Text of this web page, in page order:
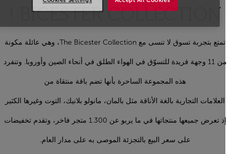
BICESTER COLLECTION !
تمتع بتجربة تسوق لا تنسى مع The Bicester Collection، وهي عائلة مكونة
من 11 وجهة فريدة للتسوّق في الهواء الطلق في أنحاء الصين وأوروبا. وتنفرد
هذه المجموعة الساحرة بأنها تضم باقة منتقاة من
العلامات التجارية بالغة الأناقة مثل بالمان، مانولو بلانيك، التوت وغيرها الكثير
إذ تعرض جميعها منتجاتها في ما يربو عن 1.300 متجر فاخر، وتقدم تخفيضات
على سعر البيع بالتجزئة الموصى به على مدار العام.